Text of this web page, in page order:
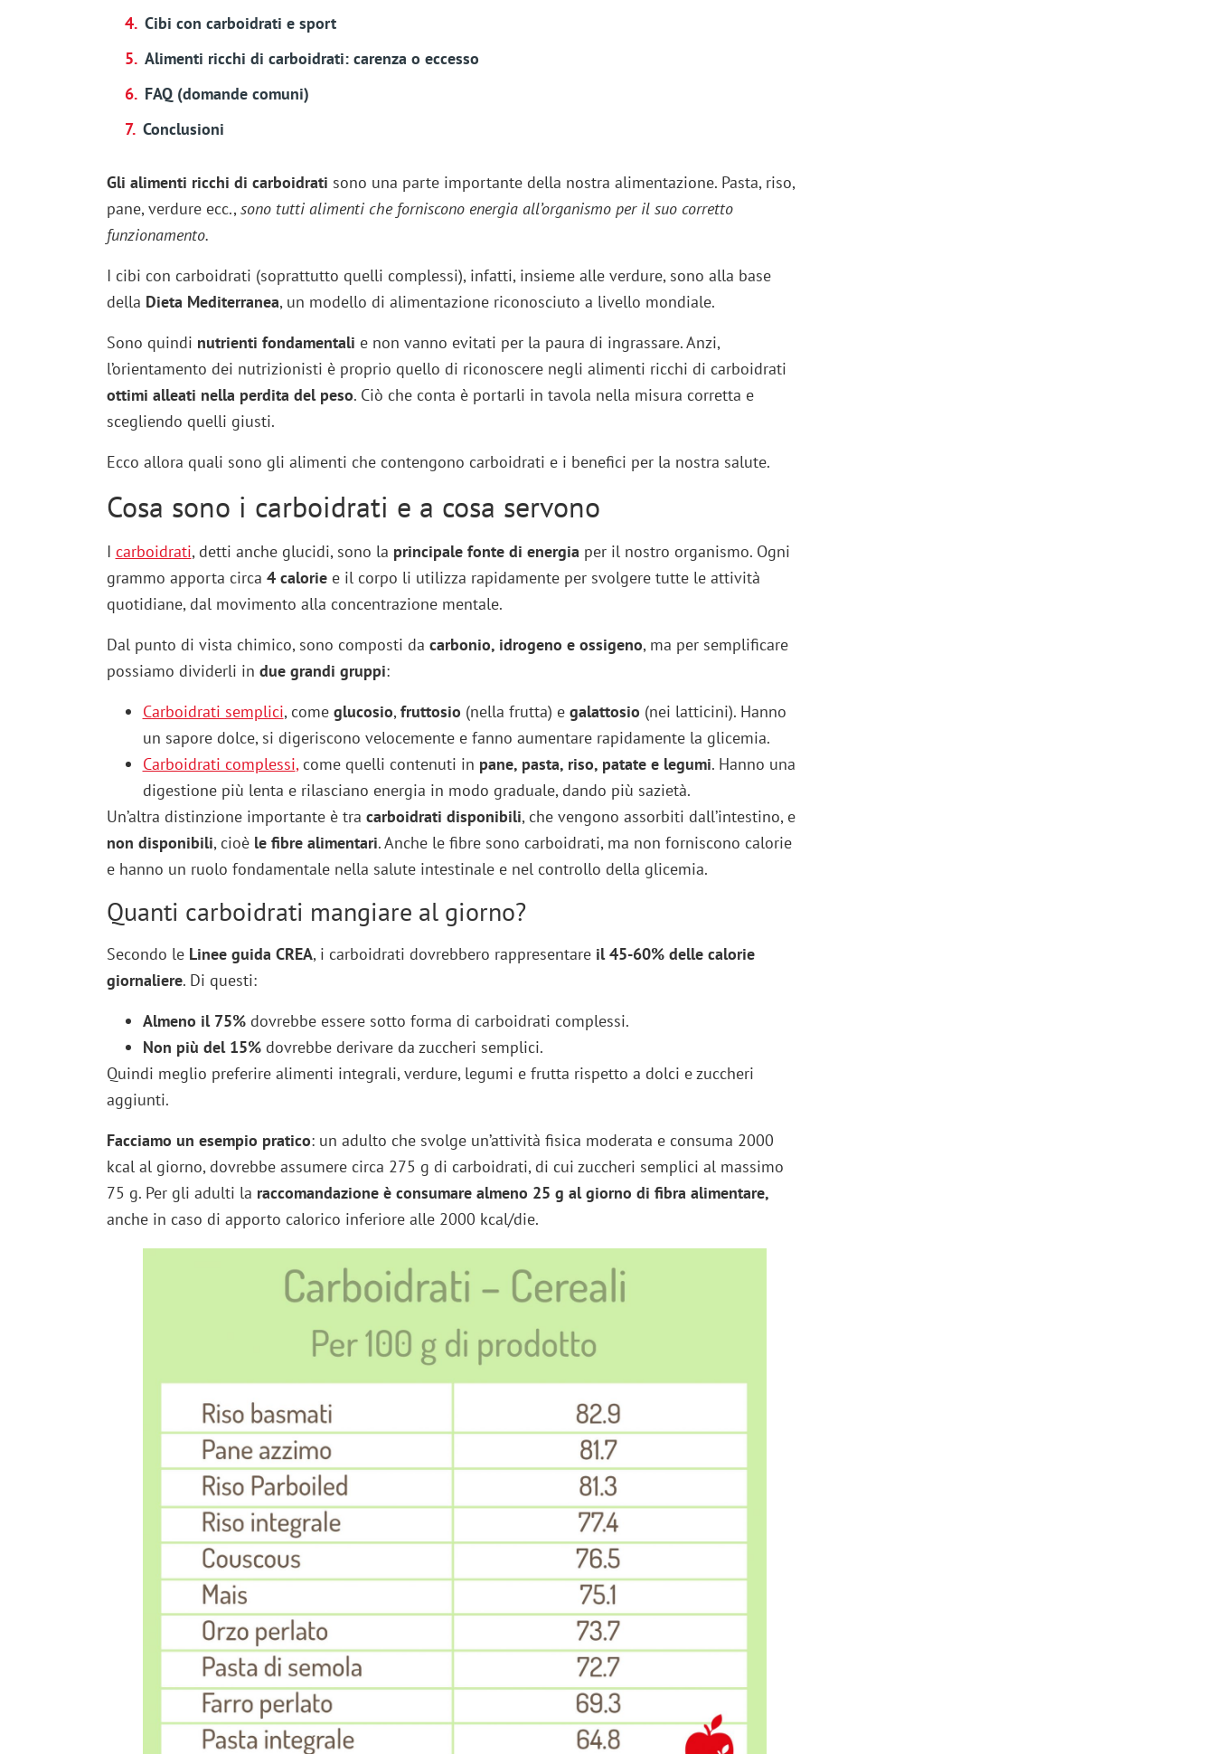
Cibi con carboidrati e sport
Alimenti ricchi di carboidrati: carenza o eccesso
FAQ (domande comuni)
Conclusioni
Gli alimenti ricchi di carboidrati sono una parte importante della nostra alimentazione. Pasta, riso,
pane, verdure ecc.,sono tutti alimenti che forniscono energia all’organismo per il suo corretto
funzionamento.
I cibi con carboidrati (soprattutto quelli complessi), infatti, insieme alle verdure, sono alla base
della Dieta Mediterranea, un modello di alimentazione riconosciuto a livello mondiale.
Sono quindi nutrienti fondamentali e non vanno evitati per la paura di ingrassare. Anzi,
l’orientamento dei nutrizionisti è proprio quello di riconoscere negli alimenti ricchi di carboidrati
ottimi alleati nella perdita del peso. Ciò che conta è portarli in tavola nella misura corretta e
scegliendo quelli giusti.
Ecco allora quali sono gli alimenti che contengono carboidrati e i benefici per la nostra salute.
Cosa sono i carboidrati e a cosa servono
I carboidrati, detti anche glucidi, sono la principale fonte di energia per il nostro organismo. Ogni
grammo apporta circa 4 caloriee il corpo li utilizza rapidamente per svolgere tutte le attività
quotidiane, dal movimento alla concentrazione mentale.
Dal punto di vista chimico, sono composti da carbonio, idrogeno e ossigeno, ma per semplificare
possiamo dividerli in due grandi gruppi:
Carboidrati semplici, come glucosio,fruttosio (nella frutta) e galattosio (nei latticini). Hanno
un sapore dolce, si digeriscono velocemente e fanno aumentare rapidamente la glicemia.
Carboidrati complessi,come quelli contenuti in pane, pasta, riso, patate e legumi. Hanno una
digestione più lenta e rilasciano energia in modo graduale, dando più sazietà.
Un’altra distinzione importante è tra carboidrati disponibili, che vengono assorbiti dall’intestino, e
non disponibili, cioè le fibre alimentari. Anche le fibre sono carboidrati, ma non forniscono calorie
e hanno un ruolo fondamentale nella salute intestinale e nel controllo della glicemia.
Quanti carboidrati mangiare al giorno?
Secondo le Linee guida CREA, i carboidrati dovrebbero rappresentare il 45-60% delle calorie
giornaliere. Di questi:
Almeno il 75%dovrebbe essere sotto forma di carboidrati complessi.
Non più del 15%dovrebbe derivare da zuccheri semplici.
Quindi meglio preferire alimenti integrali, verdure, legumi e frutta rispetto a dolci e zuccheri
aggiunti.
Facciamo un esempio pratico: un adulto che svolge un’attività fisica moderata e consuma 2000
kcal al giorno, dovrebbe assumere circa 275 g di carboidrati, di cui zuccheri semplici al massimo
75 g. Per gli adulti la raccomandazione è consumare almeno 25 g al giorno di fibra alimentare,
anche in caso di apporto calorico inferiore alle 2000 kcal/die.